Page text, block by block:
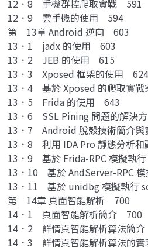
12．8 手機群控爬取實戰 591
12．9 雲手機的使用 594
第 13章 Android 逆向 603
13．1 jadx 的使用 603
13．2 JEB 的使用 615
13．3 Xposed 框架的使用 624
13．4 基於 Xposed 的爬取實
13．5 Frida 的使用 643
13．6 SSL Pining 問題的解決
13．7 Android 脫殼技術簡介
13．8 利用 IDA Pro 靜態分析
13．9 基於 Frida-RPC 模擬執
13．10 基於 AndServer-RPC
13．11 基於 unidbg 模擬執行
第 14章 頁面智能解析 700
14．1 頁面智能解析簡介 700
14．2 詳情頁智能解析算法簡
14．3 詳情頁智能解析算法的